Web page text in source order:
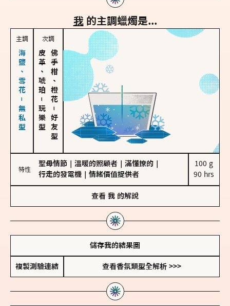
我 的主調蠟燭是...
主調
海鹽、雪花－無私型
次調
皮革、琥珀
－
玩樂型
佛手柑、橙花
－
好友型
特性
聖母情節 溫暖的照顧者 滿懂撩的
行走的發電機
情緒價值提供者
100 g
90 hrs
查看 我 的解說
儲存我的結果圖
複製測驗連結 查看香氛類型全解析 >>>